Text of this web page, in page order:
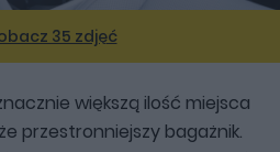
35 zdjęć
większą ilość miejsca
przestronniejszy bagażnik.